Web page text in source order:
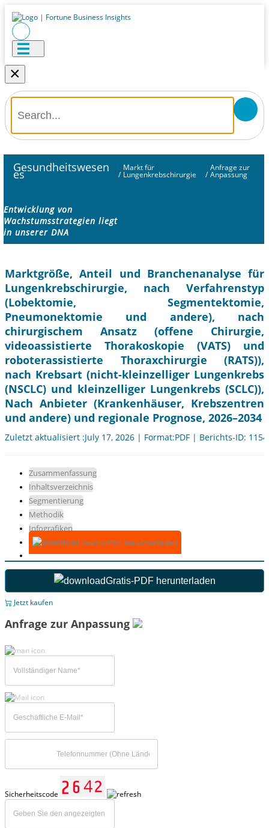
×
Gesundheitswesen
es /
Markt für
Lungenkrebschirurgie /
Anfrage zur
Anpassung
Entwicklung von
Wachstumsstrategien liegt
in unserer DNA
Marktgröße, Anteil und Branchenanalyse für
Lungenkrebschirurgie, nach Verfahrenstyp
(Lobektomie, Segmentektomie,
Pneumonektomie und andere), nach
chirurgischem Ansatz (offene Chirurgie,
videoassistierte Thorakoskopie (VATS) und
roboterassistierte Thoraxchirurgie (RATS)),
nach Krebsart (nicht-kleinzelliger Lungenkrebs
(NSCLC) und kleinzelliger Lungenkrebs (SCLC)),
Nach Anbieter (Krankenhäuser, Krebszentren
und andere) und regionale Prognose, 2026–2034
Zuletzt aktualisiert :July 17, 2026 | Format:PDF | Berichts-ID:
Zusammenfassung
Inhaltsverzeichnis
Segmentierung
Methodik
Infografiken
Gratis-PDF herunterladen
Gratis-PDF herunterladen
Jetzt kaufen
Anfrage zur Anpassung
Sicherheitscode